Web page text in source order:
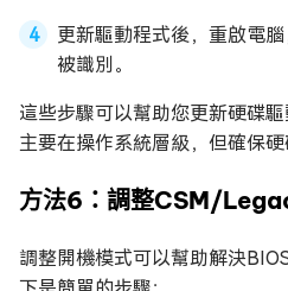
更新驅動程式後，重啟電
被識別。
這些步驟可以幫助您更新硬碟
主要在操作系統層級，但確保硬
方法6：調整CSM/
調整開機模式可以幫助解決